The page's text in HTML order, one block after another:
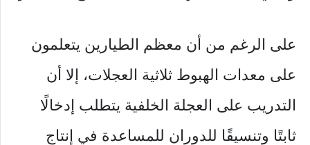
على الرغم من أن معظم الطيارين يتعلمون
على معدات الهبوط ثلاثية العجلات، إلا أن
التدريب على العجلة الخلفية يتطلب إدخالًا
ثابتًا وتنسيقًا للدوران للمساعدة في إنتاج